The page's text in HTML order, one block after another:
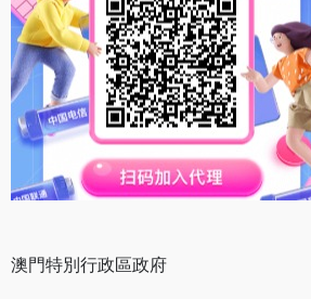
澳門特別行政區政府